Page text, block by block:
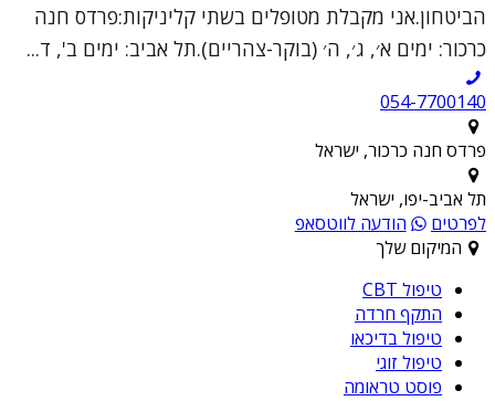
הביטחון.אני מקבלת מטופלים בשתי קליניקות:פרדס חנה
כרכור: ימים א׳, ג׳, ה׳ (בוקר-צהריים).תל אביב: ימים ב', ד...
054-7700140
פרדס חנה כרכור, ישראל
תל אביב-יפו, ישראל
לפרטים
הודעה לווטסאפ
המיקום שלך
טיפול CBT
התקף חרדה
טיפול בדיכאו
טיפול זוגי
פוסט טראומה